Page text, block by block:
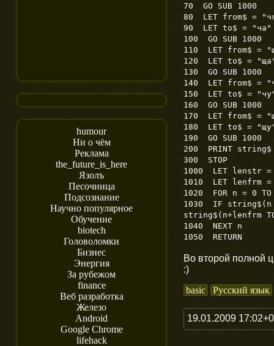
humour
Ни о чём
Реклама
the_future_is_here
Язолъ
Песочница
Подсознание
Научно популярное
Обучение
biotech
Головоломки
Бизнес
Энергия
За рубежом
finance
Веб разработка
Железо
Android
Google Chrome
lifehack
70 GO SUB 1000
80 LET from$ =
90 LET to$ = "ча"
100 GO SUB 1000
110 LET from$ =
120 LET to$ =
130 GO SUB 1000
140 LET from$ =
150 LET to$ =
160 GO SUB 1000
170 LET from$ =
180 LET to$ =
190 GO SUB 1000
200 PRINT string$
300 STOP
1000 LET lenstr =
1010 LET lenfrm =
1020 FOR n = 0
1030 IF string$(n
string$(n+lenfrm
1040 NEXT n
1050 RETURN
Во второй полной
:)
basic
Русский язык
19.01.2009